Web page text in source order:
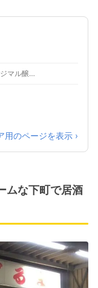
東京都江東区三好2-5-3 清澄白河フジマル醸造所 ２F
用のページを表示 ›
ムな下町で居酒